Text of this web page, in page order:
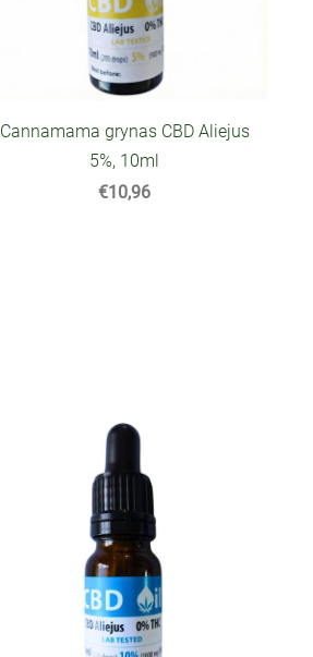
Cannamama grynas CBD Aliejus
5%, 10ml
€10,96